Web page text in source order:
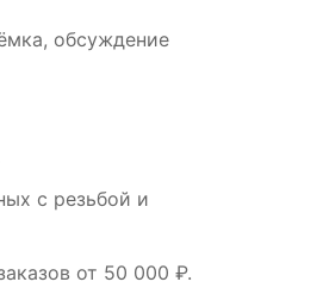
обсуждение
с резьбой и
от 50 000 ₽.